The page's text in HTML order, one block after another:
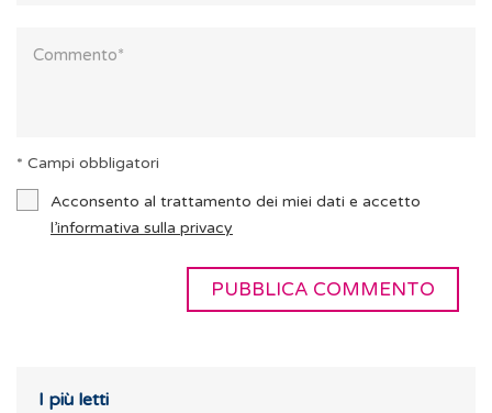
* Campi obbligatori
Acconsento al trattamento dei miei dati e accetto
l’informativa sulla privacy
I più letti